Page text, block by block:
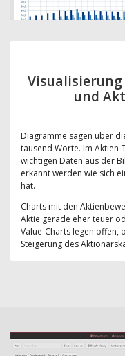
und
Diagramme sagen über
tausend Worte. Im
wichtigen Daten aus der
erkannt werden wie sich
hat.
Charts mit den
Aktie gerade eher teuer
Value-Charts legen offen,
Steigerung des